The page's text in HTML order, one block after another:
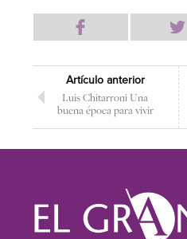
Artículo anterior
Luis Chitarroni Una
buena época para vivir